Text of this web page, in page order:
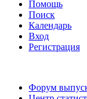
Помощь
Поиск
Календарь
Вход
Регистрация
Форум